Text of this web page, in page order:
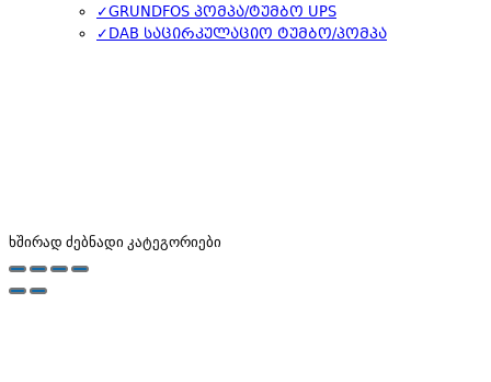
✓GRUNDFOS პომპა/ტუმბო UPS
✓DAB საცირკულაციო ტუმბო/პომპა
ხშირად ძებნადი კატეგორიები